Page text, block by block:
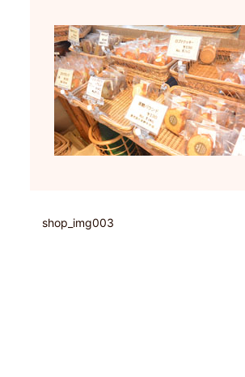
shop_img003